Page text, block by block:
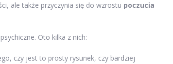
ale także przyczynia się do wzrostu poczucia
Oto kilka z nich:
czy jest to prosty rysunek, czy bardziej